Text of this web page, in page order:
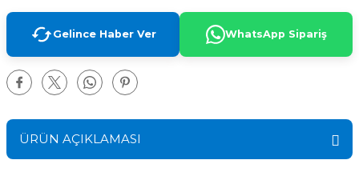
Gelince Haber Ver WhatsApp Sipariş
ÜRÜN AÇIKLAMASI